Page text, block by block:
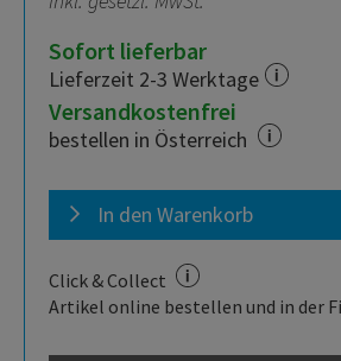
Sofort lieferbar
Lieferzeit 2-3 Werktage
Versandkostenfrei
bestellen in Österreich
In den Warenkorb
Click & Collect
Artikel online bestellen und in der